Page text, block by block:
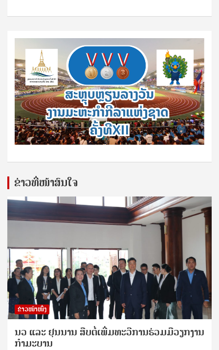
ຂ່າວທີ່ໜ້າສົນໃຈ
ຂ່າວໜ້າໜຶ່ງ
ນວ ແລະ ຢຸນນານ ສືບຕໍ່ເພີ່ມທະວີການຮ່ວມມືວຽກງານ
ກຳມະບານ